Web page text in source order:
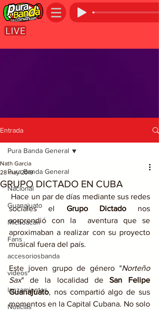
Entrada
Pura Banda General
Nacional
Guanajuato
Michoacán
Fans
accesoriosbanda
videos
lanzamientos
Noticias
Pura Banda General
GRUPO DICTADO EN CUBA
Nath Garcia
28 may 2019
sociales el Grupo Dictado nos
sorprendió con la  aventura que se
aproximaban a realizar con su proyecto
musical fuera del país.
Este joven grupo de género "Norteño
Sax" de la localidad de San Felipe
Guanajuato, nos compartió algo de sus
momentos en la Capital Cubana. No solo